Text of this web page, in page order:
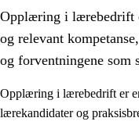
Opplæring i lærebedrift
og relevant
og forventningene som
Opplæring i lærebedrift er
lærekandidater og